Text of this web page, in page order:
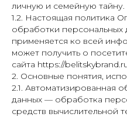
личную и семейную тайну.
1.2. Настоящая политика
обработки персональных
применяется ко всей
может получить о
сайта https://
2. Основные понятия,
2.1. Автоматизированная
данных — обработка
средств вычислительной